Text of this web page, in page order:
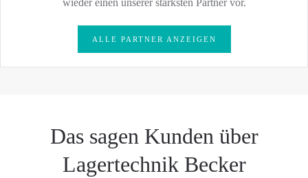
wieder einen unserer stärksten Partner vor.
ALLE PARTNER ANZEIGEN
Das sagen Kunden über
Lagertechnik Becker